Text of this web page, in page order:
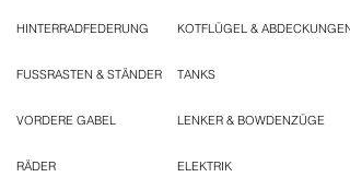
HINTERRADFEDERUNG
FUSSRASTEN & STÄNDER
VORDERE GABEL
RÄDER
KOTFLÜGEL & ABDECKUNGEN
TANKS
LENKER & BOWDENZÜGE
ELEKTRIK